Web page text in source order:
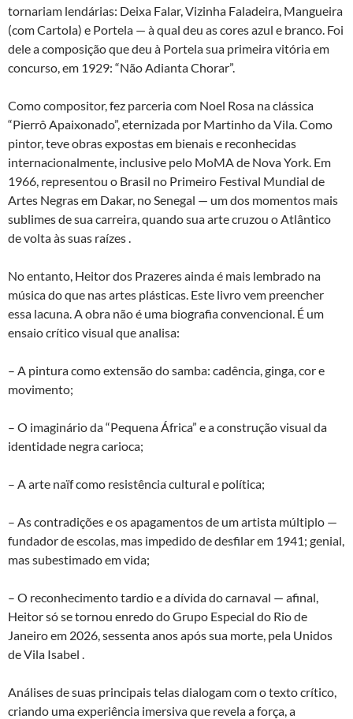
tornariam lendárias: Deixa Falar, Vizinha Faladeira, Mangueira
(com Cartola) e Portela — à qual deu as cores azul e branco. Foi
dele a composição que deu à Portela sua primeira vitória em
concurso, em 1929: “Não Adianta Chorar”.
Como compositor, fez parceria com Noel Rosa na clássica
“Pierrô Apaixonado”, eternizada por Martinho da Vila. Como
pintor, teve obras expostas em bienais e reconhecidas
internacionalmente, inclusive pelo MoMA de Nova York. Em
1966, representou o Brasil no Primeiro Festival Mundial de
Artes Negras em Dakar, no Senegal — um dos momentos mais
sublimes de sua carreira, quando sua arte cruzou o Atlântico
de volta às suas raízes .
No entanto, Heitor dos Prazeres ainda é mais lembrado na
música do que nas artes plásticas. Este livro vem preencher
essa lacuna. A obra não é uma biografia convencional. É um
ensaio crítico visual que analisa:
– A pintura como extensão do samba: cadência, ginga, cor e
movimento;
– O imaginário da “Pequena África” e a construção visual da
identidade negra carioca;
– A arte naïf como resistência cultural e política;
– As contradições e os apagamentos de um artista múltiplo —
fundador de escolas, mas impedido de desfilar em 1941; genial,
mas subestimado em vida;
– O reconhecimento tardio e a dívida do carnaval — afinal,
Heitor só se tornou enredo do Grupo Especial do Rio de
Janeiro em 2026, sessenta anos após sua morte, pela Unidos
de Vila Isabel .
Análises de suas principais telas dialogam com o texto crítico,
criando uma experiência imersiva que revela a força, a